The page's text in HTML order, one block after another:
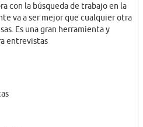
con la búsqueda de trabajo en la
va a ser mejor que cualquier otra
Es una gran herramienta y
entrevistas